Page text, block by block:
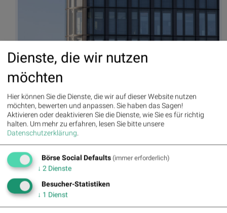
Autor
Christine
Petzwinkler
Börse Social Network/Magazine
Useletter
von den gängigen Newslettern ab.
Beispiele ansehen bzw. kostenfrei
anmelden. Wichtige Börse-Infos
Dienste, die wir nutzen
möchten
Hier können Sie die Dienste, die wir auf dieser Website nutzen
möchten, bewerten und anpassen. Sie haben das Sagen!
Aktivieren oder deaktivieren Sie die Dienste, wie Sie es für richtig
halten. Um mehr zu erfahren, lesen Sie bitte unsere
Datenschutzerklärung.
Börse Social Defaults (immer erforderlich)
↓ 2 Dienste
Besucher-Statistiken
↓ 1 Dienst